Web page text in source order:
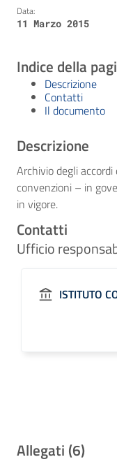
Data:
11 Marzo 2015
Indice della
Descrizione
Contatti
Il documento
Descrizione
Archivio degli
convenzioni – in
in vigore.
Contatti
Ufficio
ISTITUTO
Allegati (6)